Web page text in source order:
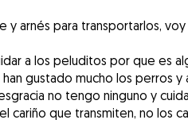
y arnés para transportarlos,
a los peluditos por que es
gustado mucho los perros
no tengo ninguno y
cariño que transmiten, no los